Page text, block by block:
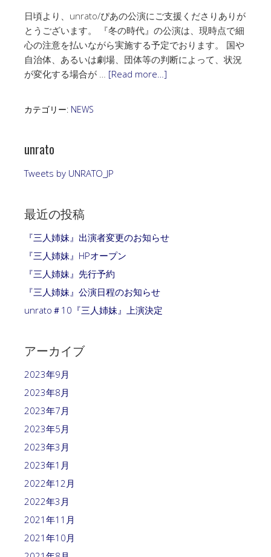
日頃より、unrato/ぴあの公演にご支援くださりありが
とうございます。 『冬の時代』の公演は、現時点で細
心の注意を払いながら実施する予定でおります。 国や
自治体、あるいは劇場、団体等の判断によって、状況
が変化する場合が … [Read more…]
カテゴリー: NEWS
unrato
Tweets by UNRATO_JP
最近の投稿
『三人姉妹』出演者変更のお知らせ
『三人姉妹』HPオープン
『三人姉妹』先行予約
『三人姉妹』公演日程のお知らせ
unrato＃10『三人姉妹』上演決定
アーカイブ
2023年9月
2023年8月
2023年7月
2023年5月
2023年3月
2023年1月
2022年12月
2022年3月
2021年11月
2021年10月